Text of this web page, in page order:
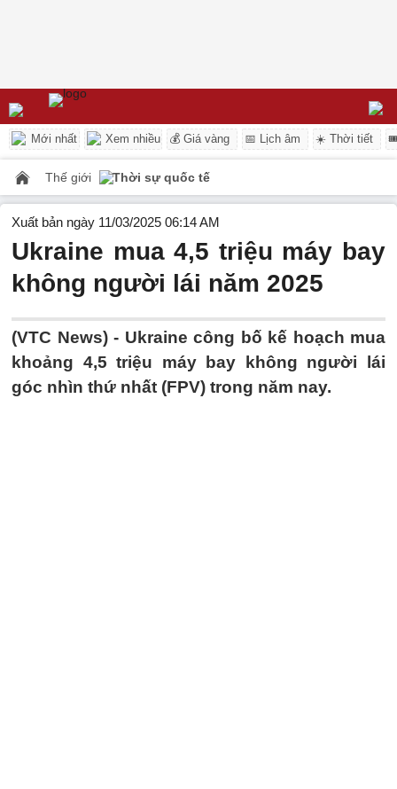
Mới nhất Xem nhiều 💰 Giá vàng 📅 Lịch âm ☀️ Thời tiết
Thế giới Thời sự quốc tế
Xuất bản ngày 11/03/2025 06:14 AM
Ukraine mua 4,5 triệu máy bay
không người lái năm 2025
(VTC News) - Ukraine công bố kế hoạch mua
khoảng 4,5 triệu máy bay không người lái
góc nhìn thứ nhất (FPV) trong năm nay.